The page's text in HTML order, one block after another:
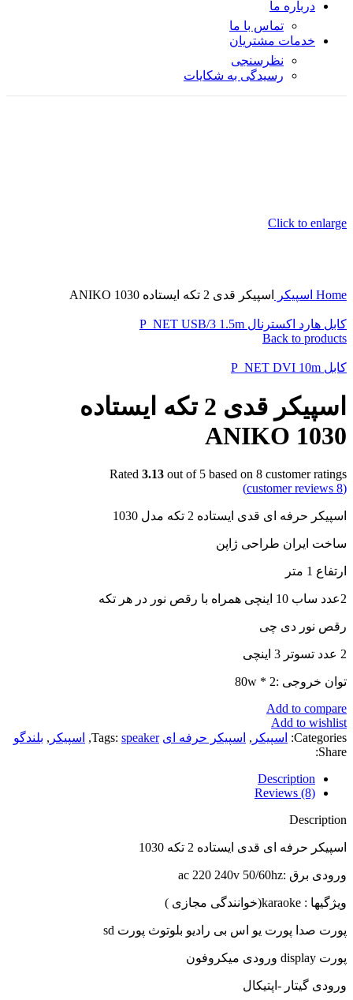
درباره ما
تماس با ما
خدمات مشتریان
نظرسنجی
رسیدگی به شکایات
Click to enlarge
Home اسپیکر اسپیکر قدی 2 تکه ایستاده ANIKO 1030
کابل هارد اکسترنال P_NET USB/3 1.5m
Back to products
کابل P_NET DVI 10m
اسپیکر قدی 2 تکه ایستاده
ANIKO 1030
Rated 3.13 out of 5 based on 8 customer ratings
(
8
اسپیکر حرفه ای قدی ایستاده 2 تکه مدل 1030
ساخت ایران طراحی ژاپن
ارتفاع 1 متر
2عدد ساب 10 اینچی همراه با رقص نور در هر تکه
رقص نور دی چی
2 عدد تسوتر 3 اینچی
توان خروجی :80w * 2
Add to compare
Add to wishlist
Categories:
اسپیکر , اسپیکر حرفه ای Tags: speaker
, اسپیکر , بلندگو
Share:
Description
Reviews (8)
Description
اسپیکر حرفه ای قدی ایستاده 2 تکه 1030
ورودی برق :ac 220 240v 50/60hz
ویژگیها : karaoke(خوانندگی مجازی )
پورت صدا پورت یو اس بی رادیو بلوتوث پورت sd
پورت display ورودی میکروفون
ورودی گیتار -اپتیکال